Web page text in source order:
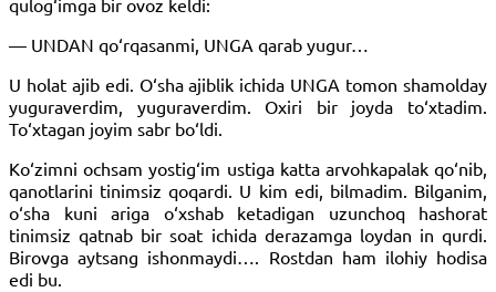
qulog‘imga bir ovoz keldi:
— UNDAN qo‘rqasanmi, UNGA qarab yugur…
U holat ajib edi. O‘sha ajiblik ichida UNGA tomon shamolday
yuguraverdim, yuguraverdim. Oxiri bir joyda to‘xtadim.
To‘xtagan joyim sabr bo‘ldi.
Ko‘zimni ochsam yostig‘im ustiga katta arvohkapalak qo‘nib,
qanotlarini tinimsiz qoqardi. U kim edi, bilmadim. Bilganim,
o‘sha kuni ariga o‘xshab ketadigan uzunchoq hashorat
tinimsiz qatnab bir soat ichida derazamga loydan in qurdi.
Birovga aytsang ishonmaydi…. Rostdan ham ilohiy hodisa
edi bu.